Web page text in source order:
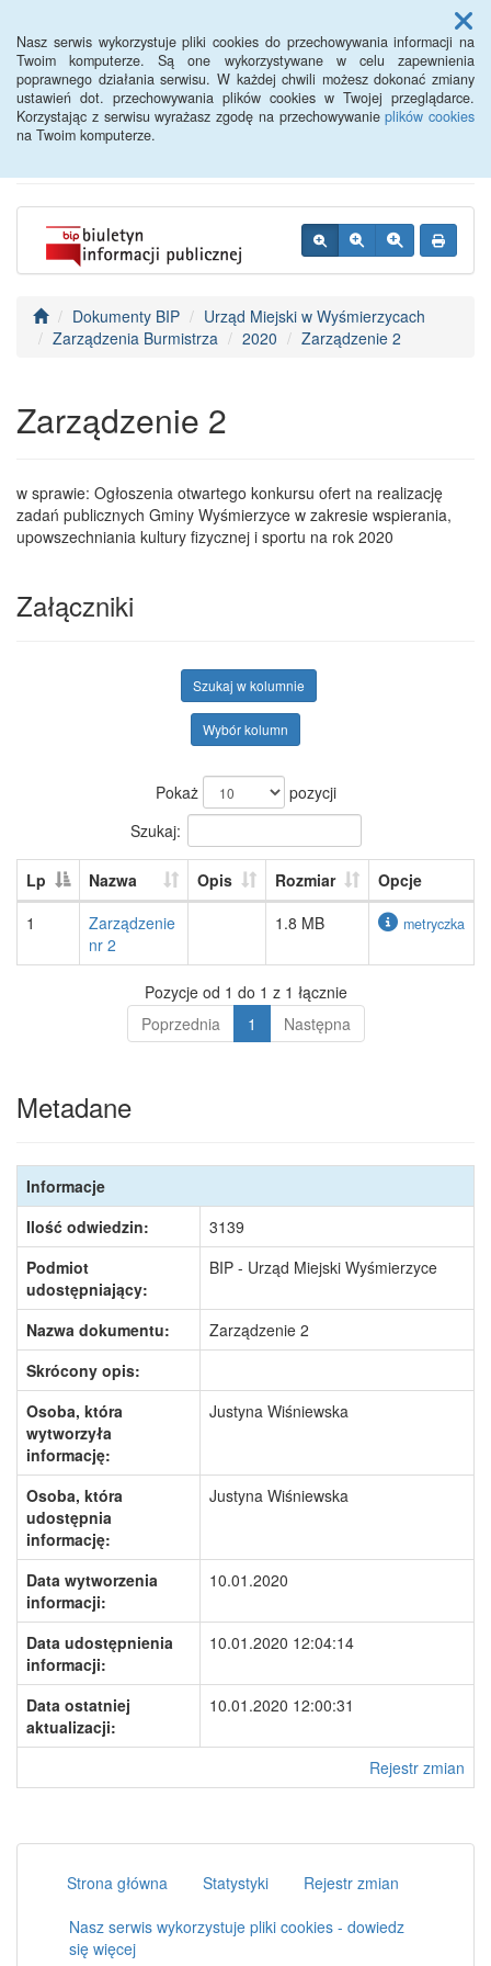
Nasz serwis wykorzystuje pliki cookies do przechowywania informacji na
Twoim komputerze. Są one wykorzystywane w celu zapewnienia
poprawnego działania serwisu. W każdej chwili możesz dokonać zmiany
ustawień dot. przechowywania plików cookies w Twojej przeglądarce.
Korzystając z serwisu wyrażasz zgodę na przechowywanieplików cookies
na Twoim komputerze.
Menu
BIP - Urząd Miejski
Wyśmierzyce
Dokumenty BIP
Urząd Miejski w Wyśmierzycach
Zarządzenia Burmistrza
2020 Zarządzenie 2
Zarządzenie 2
w sprawie: Ogłoszenia otwartego konkursu ofert na realizację
zadań publicznych Gminy Wyśmierzyce w zakresie wspierania,
upowszechniania kultury fizycznej i sportu na rok 2020
Załączniki
Szukaj w kolumnie
Wybór kolumn
Pokaż
pozycji
Szukaj:
Lp Nazwa Opis Rozmiar
Opcje
1
Zarządzenie
nr 2
1.8 MB metryczka
Pozycje od 1 do 1 z 1 łącznie
Poprzednia
1 Następna
Metadane
Informacje
Ilość odwiedzin:
3139
Podmiot
udostępniający:
BIP - Urząd Miejski Wyśmierzyce
Nazwa dokumentu:
Zarządzenie 2
Skrócony opis:
Osoba, która
wytworzyła
informację:
Justyna Wiśniewska
Osoba, która
udostępnia
informację:
Justyna Wiśniewska
Data wytworzenia
informacji:
10.01.2020
Data udostępnienia
informacji:
10.01.2020 12:04:14
Data ostatniej
aktualizacji:
10.01.2020 12:00:31
Rejestr zmian
Strona główna Statystyki
Rejestr zmian
Nasz serwis wykorzystuje pliki cookies - dowiedz
się więcej